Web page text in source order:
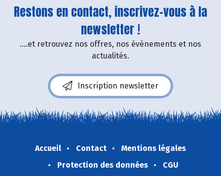
Restons en contact, inscrivez-vous à la
newsletter !
....et retrouvez nos offres, nos événements et nos
actualités.
Inscription newsletter
Accueil Contact
Mentions légales
Protection des données
CGU